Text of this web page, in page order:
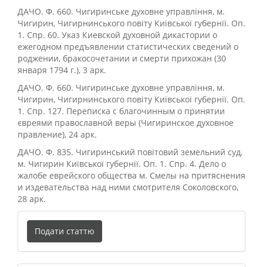
ДАЧО. Ф. 660. Чигиринське духовне управління, м.
Чигирин, Чигирнинського повіту Київської губернії. Оп.
1. Спр. 60. Указ Киевской духовной дикастории о
ежегодном предъявлении статистических сведений о
роджении, бракосочетании и смерти прихожан (30
января 1794 г.), 3 арк.
ДАЧО. Ф. 660. Чигиринське духовне управління, м.
Чигирин, Чигирнинського повіту Київської губернії. Оп.
1. Спр. 127. Переписка с благочинным о принятии
євреями православной веры (Чигиринское духовное
правление), 24 арк.
ДАЧО. Ф. 835. Чигиринський повітовий земельний суд,
м. Чигирин Київської губернії. Оп. 1. Спр. 4. Дело о
жалобе еврейского общества м. Смелы на притяснения
и издевательства над ними смотрителя Соколовского,
28 арк.
Подати
статтю
Подати статтю